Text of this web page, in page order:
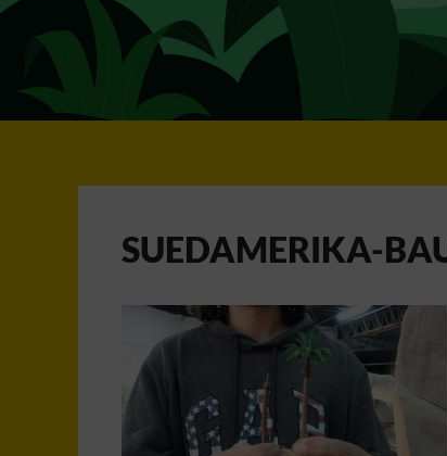
SUEDAMERIKA-